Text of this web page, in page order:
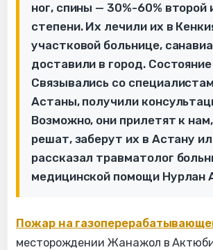
ног, спины — 30%-60% второй
степени. Их лечили их в
участковой больнице,
доставили в город.
Связывались со
Астаны, получили
Возможно, они прилетят к
решат, заберут их в Астану
рассказал травматолог
медицинской помощи Нурлан
Пожар на
месторождении Жанажол в